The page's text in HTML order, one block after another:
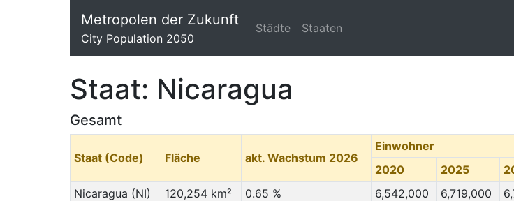
Metropolen der Zukunft
City Population 2050
Städte Staaten
Staat: Nicaragua
Gesamt
Staat (Code) Fläche akt. Wachstum 2026
Einwohner
2020
2025
Nicaragua (NI)
120,254 km² 0.65 % 6,542,000 6,719,000